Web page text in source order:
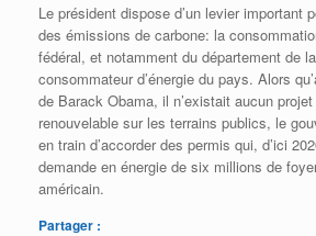
Le président dispose d’un levier important
des émissions de carbone: la
fédéral, et notamment du département de
consommateur d’énergie du pays. Alors
de Barack Obama, il n’existait aucun projet
renouvelable sur les terrains publics, le
en train d’accorder des permis qui, d’ici
demande en énergie de six millions de
américain.
Partager :